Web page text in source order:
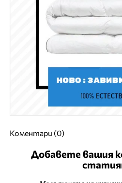
Коментари (0)
Добавете вашия